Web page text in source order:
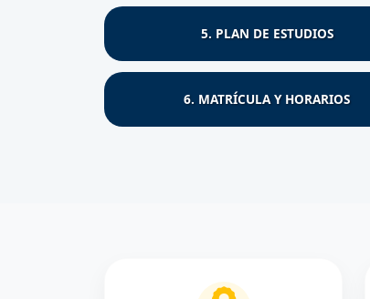
5. PLAN DE ESTUDIOS
6. MATRÍCULA Y HORARIOS